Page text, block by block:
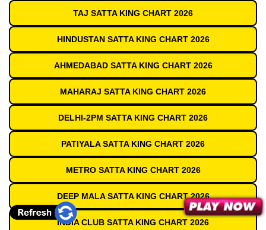
TAJ SATTA KING CHART 2026
HINDUSTAN SATTA KING CHART 2026
AHMEDABAD SATTA KING CHART 2026
MAHARAJ SATTA KING CHART 2026
DELHI-2PM SATTA KING CHART 2026
PATIYALA SATTA KING CHART 2026
METRO SATTA KING CHART 2026
DEEP MALA SATTA KING CHART 2026
INDIA CLUB SATTA KING CHART 2026